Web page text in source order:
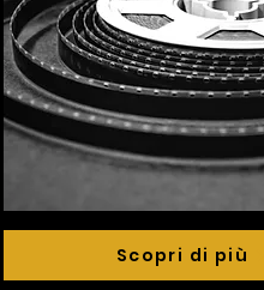
Scopri di più